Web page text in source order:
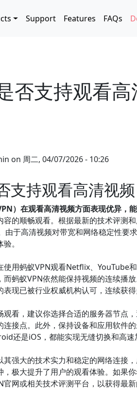
Support Features FAQs
否支持观看高
on 周二, 04/07/2026 - 10:26
支持观看高清视频
）在观看高清视频方面表现优异，
的顺畅观看。根据最新的技术评测
由于高清视频对带宽和网络稳定性要
。
用蚂蚁VPN观看Netflix、YouTube
而蚂蚁VPN依然能保持视频的连续播
现已被行业权威机构认可，连续获得
观看，建议你选择合适的服务器节点
接点。此外，保持设备和应用软件
还是iOS，都能实现无缝切换和高速
其强大的技术实力和稳定的网络连接
极大提升了用户的观看体验。如果
网或相关技术评测平台，以获得最新